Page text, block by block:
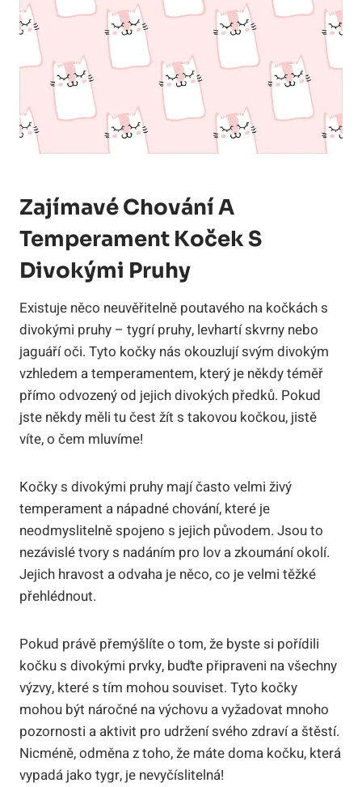
Zajímavé Chování A
Temperament Koček S
Divokými Pruhy
Existuje něco neuvěřitelně poutavého na kočkách s
divokými pruhy – tygrí pruhy, levhartí skvrny nebo
jaguáří oči. Tyto kočky nás okouzlují svým divokým
vzhledem a temperamentem, který je někdy téměř
přímo odvozený od jejich divokých předků. Pokud
jste někdy měli tu čest žít s takovou kočkou, jistě
víte, o čem mluvíme!
Kočky s divokými pruhy mají často velmi živý
temperament a nápadné chování, které je
neodmyslitelně spojeno s jejich původem. Jsou to
nezávislé tvory s nadáním pro lov a zkoumání okolí.
Jejich hravost a odvaha je něco, co je velmi těžké
přehlédnout.
Pokud právě přemýšlíte o tom, že byste si pořídili
kočku s divokými prvky, buďte připraveni na všechny
výzvy, které s tím mohou souviset. Tyto kočky
mohou být náročné na výchovu a vyžadovat mnoho
pozornosti a aktivit pro udržení svého zdraví a štěstí.
Nicméně, odměna z toho, že máte doma kočku, která
vypadá jako tygr, je nevyčíslitelná!